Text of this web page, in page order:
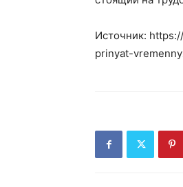
Источник:
prinyat-